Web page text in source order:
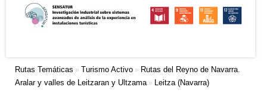
Rutas Temáticas » Turismo Activo » Rutas del Reyno de Navarra.
Aralar y valles de Leitzaran y Ultzama» Leitza (Navarra)